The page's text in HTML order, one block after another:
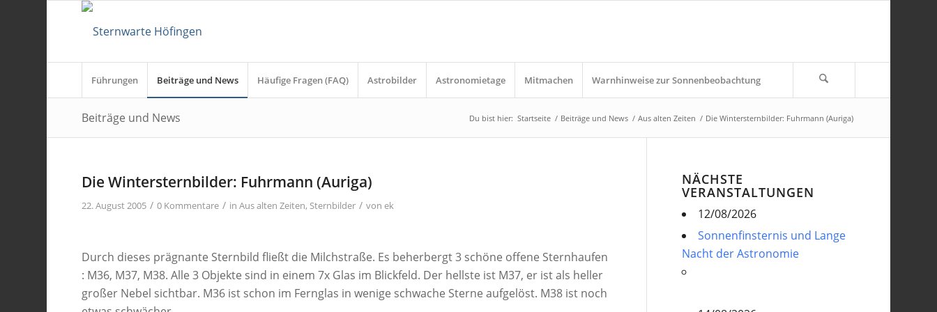
Führungen Beiträge und News Häufige Fragen (FAQ) Astrobilder Astronomietage Mitmachen Warnhinweise zur Sonnenbeobachtung
Beiträge und News Du bist hier: Startseite / Beiträge und News / Aus alten Zeiten / Die Wintersternbilder: Fuhrmann (Auriga)
Die Wintersternbilder: Fuhrmann (Auriga)
22. August 2005 / 0 Kommentare / inAus alten Zeiten, Sternbilder / vonek
Durch dieses prägnante Sternbild fließt die Milchstraße. Es beherbergt 3 schöne offene Sternhaufen
: M36, M37, M38. Alle 3 Objekte sind in einem 7x Glas im Blickfeld. Der hellste ist M37, er ist als heller
großer Nebel sichtbar. M36 ist schon im Fernglas in wenige schwache Sterne aufgelöst. M38 ist noch
NÄCHSTE
VERANSTALTUNGEN
12/08/2026
Sonnenfinsternis und Lange
Nacht der Astronomie